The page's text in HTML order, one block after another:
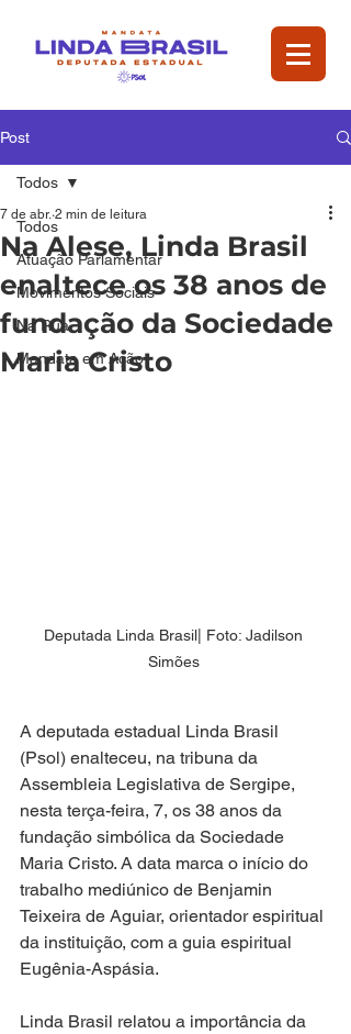
Post
Todos
Atuação Parlamentar
Movimentos Sociais
Na Rua
Mandata em Ação
Todos
Na Alese, Linda Brasil
enaltece os 38 anos de
fundação da Sociedade
Maria Cristo
7 de abr. 2 min de leitura
Deputada Linda Brasil| Foto: Jadilson
Simões
A deputada estadual Linda Brasil
(Psol) enalteceu, na tribuna da
Assembleia Legislativa de Sergipe,
nesta terça-feira, 7, os 38 anos da
fundação simbólica da Sociedade
Maria Cristo. A data marca o início do
trabalho mediúnico de Benjamin
Teixeira de Aguiar, orientador espiritual
da instituição, com a guia espiritual
Eugênia-Aspásia.
Linda Brasil relatou a importância da